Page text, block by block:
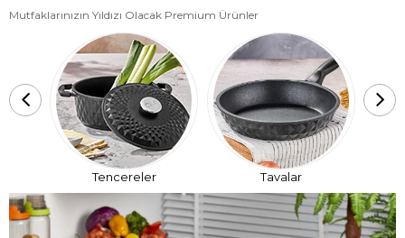
Mutfaklarınızın Yıldızı Olacak Premium Ürünler
Tencereler Tavalar